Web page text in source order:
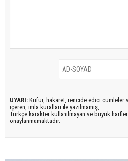
UYARI: Küfür, hakaret, rencide edici cümleler
içeren, imla kuralları ile yazılmamış,
Türkçe karakter kullanılmayan ve büyük
onaylanmamaktadır.